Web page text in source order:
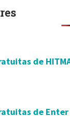
de
de